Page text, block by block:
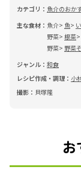
カテゴリ： 魚介のおか
主な食材： 魚介 魚
野菜 根菜
野菜
野菜
ジャンル： 和食
レシピ作成・調理： 小
撮影： 貝塚隆